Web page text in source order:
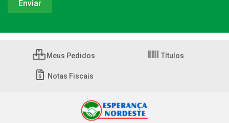
Meus Pedidos Títulos
Notas Fiscais